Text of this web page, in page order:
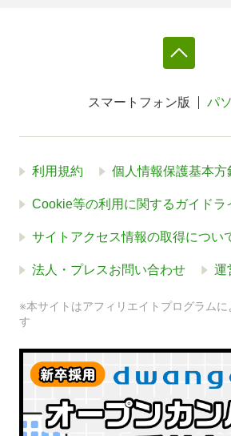
スマートフォン版 パ
利用規約 個人情報保護基本方
Cookie等の利用に関するガイドラ
サイトアクセス情報の取得につい
法人・プレスお問い合わせ 運
※本サイトはアフィリエイトプログラムに
す